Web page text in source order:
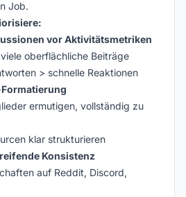
Job.
vor Aktivitätsmetriken
oberflächliche Beiträge
> schnelle Reaktionen
ermutigen, vollständig zu
klar strukturieren
Konsistenz
auf Reddit, Discord,